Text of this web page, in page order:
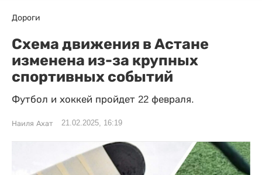
Дороги
Схема движения в Астане
изменена из-за крупных
спортивных событий
Футбол и хоккей пройдет 22 февраля.
Наиля Ахат 21.02.2025, 16:19